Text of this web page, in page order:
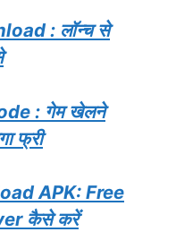
: लॉन्च से
: गेम खेलने
फ्री
APK: Free
कैसे करें